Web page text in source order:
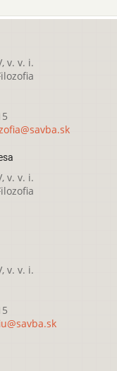
v. v. i.
v. v. i.
v. v. i.